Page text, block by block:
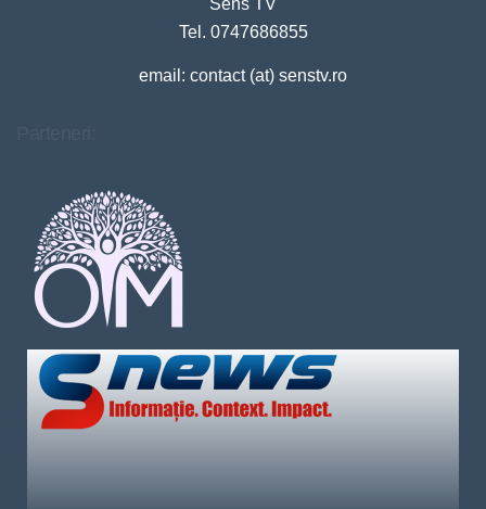
Tel. 0747686855
email: contact (at) senstv.ro